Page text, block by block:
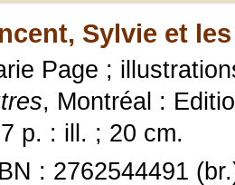
Sylvie et
Page ;
, Montréal :
p. : ill. ; 20 cm.
: 2762544491